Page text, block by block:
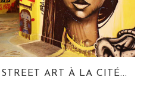
ART À LA CITÉ...